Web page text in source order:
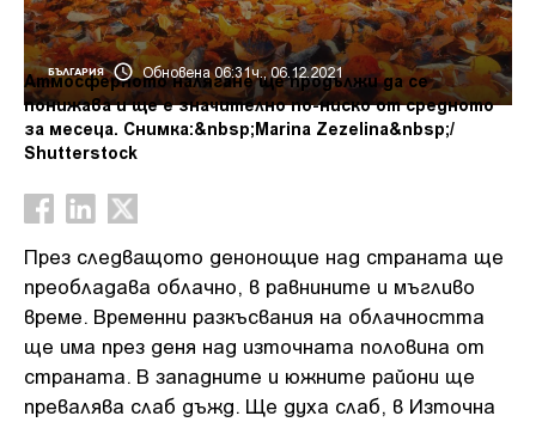
БЪЛГАРИЯ Обновена 06:31ч., 06.12.2021
Атмосферното налягане ще продължи да се
понижава и ще е значително по-ниско от средното
за месеца. Снимка:&nbsp;Marina Zezelina&nbsp;/
Shutterstock
През следващото денонощие над страната ще
преобладава облачно, в равнините и мъгливо
време. Временни разкъсвания на облачността
ще има през деня над източната половина от
страната. В западните и южните райони ще
превалява слаб дъжд. Ще духа слаб, в Източна